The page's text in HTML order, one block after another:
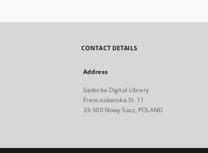
CONTACT DETAILS
Address
Sądecka Digital Library
Franciszkanska St. 11
33-300 Nowy Sacz, POLAND